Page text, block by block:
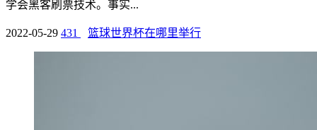
学会黑客刷票技术。事实...
2022-05-29 431 篮球世界杯在哪里举行